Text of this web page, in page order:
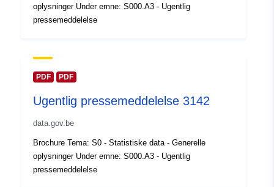
kataloger:
February 2024
Fysiske:
[ 2.54, 49.49 ], [ 2.54, 51.51 ]
Type:
Polygon
Identifikatorer:
oplysninger Under emne: S000.A3 - Ugentlig
pressemeddelelse
PDF PDF
Ugentlig pressemeddelelse 3142
data.gov.be
Brochure Tema: S0 - Statistiske data - Generelle
oplysninger Under emne: S000.A3 - Ugentlig
pressemeddelelse